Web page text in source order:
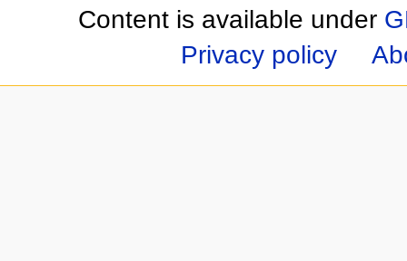
Content is available under
Privacy policy